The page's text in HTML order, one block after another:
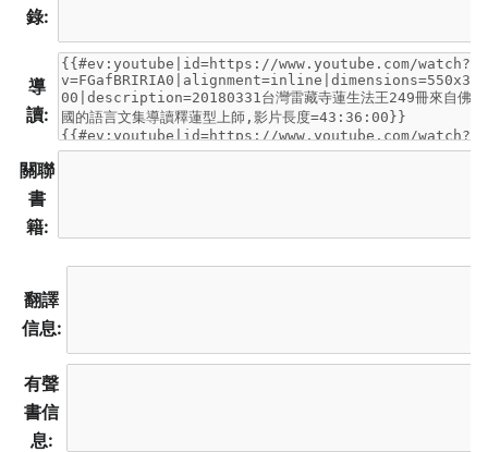
錄:
導
讀:
關聯
書
籍:
翻譯
信息:
有聲
書信
息: